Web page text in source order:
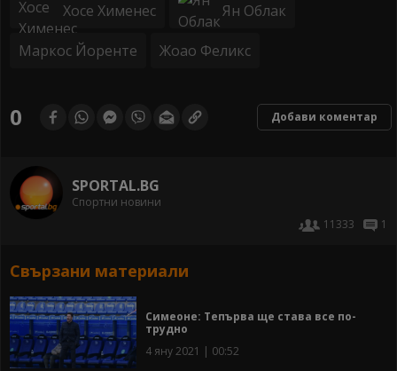
Хосе Хименес Ян Облак
Маркос Йоренте Жоао Феликс
0 Добави коментар
SPORTAL.BG
Спортни новини
11333
1
Свързани материали
Симеоне: Тепърва ще става все по-
трудно
4 яну 2021 | 00:52